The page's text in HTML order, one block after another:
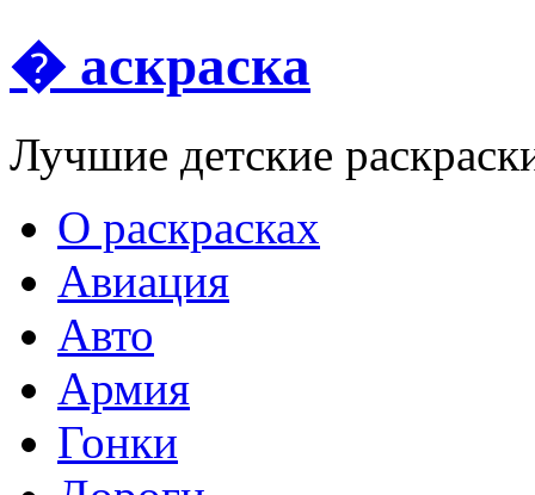
� аскраска
Лучшие детские
О раскрасках
Авиация
Авто
Армия
Гонки